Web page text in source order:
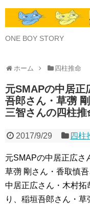
ONE BOY STORY
ホーム 四柱推命
元SMAPの中居正
吾郎さん・草彅
三智さんの四柱推
2017/9/29 四柱
元SMAPの中居正広さ
草彅 剛さん・香取慎吾
中居正広さん・木村
り、稲垣吾郎さん・